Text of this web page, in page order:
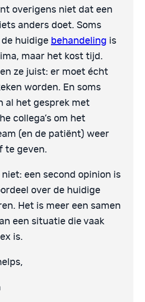
overigens niet dat een
anders doet. Soms
de huidige behandeling is
maar het kost tijd.
ze juist: er moet écht
worden. En soms
al het gesprek met
collega’s om het
(en de patiënt) weer
te geven.
niet: een second opinion is
over de huidige
Het is meer een samen
een situatie die vaak
is.